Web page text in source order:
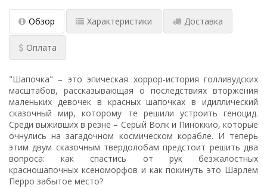
Обзор Характеристики Доставка
Оплата
"Шапочка" – это эпическая хоррор-история голливудских
масштабов, рассказывающая о последствиях вторжения
маленьких девочек в красных шапочках в идиллический
сказочный мир, которому те решили устроить геноцид.
Среди выживших в резне – Серый Волк и Пиноккио, которые
очнулись на загадочном космическом корабле. И теперь
этим двум сказочным твердолобам предстоит решить два
вопроса: как спастись от рук безжалостных
красношапочных ксеноморфов и как покинуть это Шарлем
Перро забытое место?